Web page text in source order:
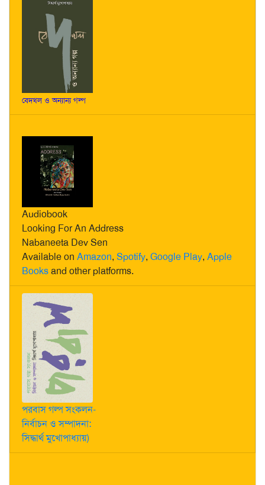
বেদখল ও অন্যান্য গল্প
Audiobook
Looking For An Address
Nabaneeta Dev Sen
Available on Amazon, Spotify, Google Play, Apple
Booksand other platforms.
পরবাস গল্প সংকলন-
নির্বাচন ও সম্পাদনা:
সিদ্ধার্থ মুখোপাধ্যায়)